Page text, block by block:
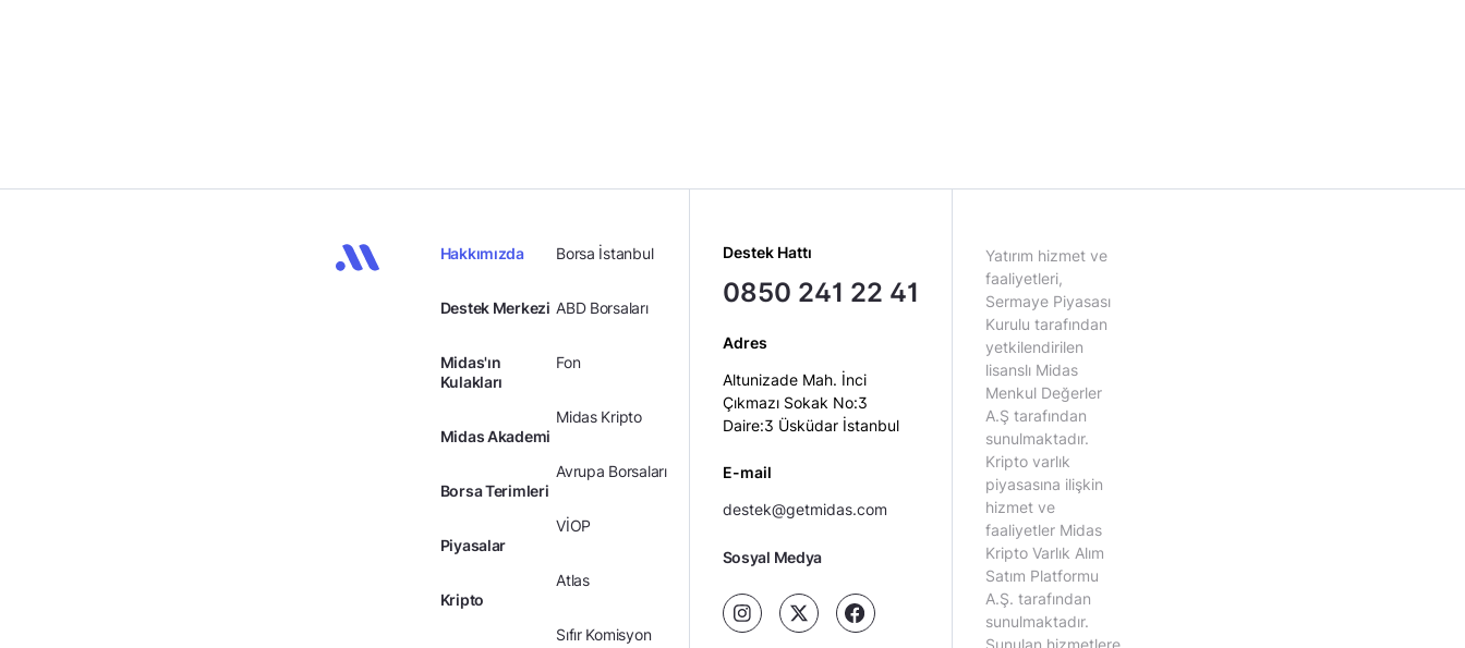
Hakkımızda
Destek Merkezi
Midas'ın
Kulakları
Midas Akademi
Borsa Terimleri
Piyasalar
Kripto
Borsa İstanbul
ABD Borsaları
Fon
Midas Kripto
Avrupa Borsaları
VİOP
Atlas
Sıfır Komisyon
Destek Hattı
0850 241 22 41
Adres
Altunizade Mah. İnci
Çıkmazı Sokak No:3
Daire:3 Üsküdar İstanbul
E-mail
destek@getmidas.com
Sosyal Medya
Yatırım hizmet ve
faaliyetleri,
Sermaye Piyasası
Kurulu tarafından
yetkilendirilen
lisanslı Midas
Menkul Değerler
A.Ş tarafından
sunulmaktadır.
Kripto varlık
piyasasına ilişkin
hizmet ve
faaliyetler Midas
Kripto Varlık Alım
Satım Platformu
A.Ş. tarafından
sunulmaktadır.